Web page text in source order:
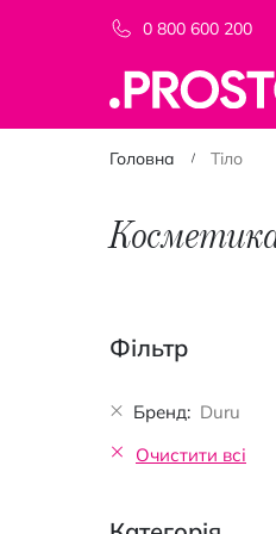
0 800 600 200
Головна Тіло
Фільтр
Бренд
Duru
Очистити всі